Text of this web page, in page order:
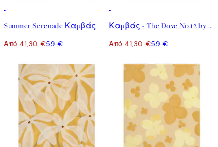
Summer Serenade Καμβάς
Από 41,30 €59 €
Καμβάς - The Dove No.12 by Hilma af Klint
Από 41,30 €59 €